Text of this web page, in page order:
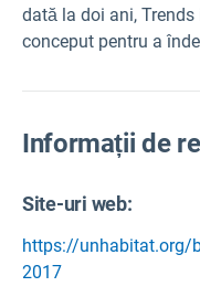
dată la doi ani, Trends
conceput pentru a
Informații de
Site-uri web:
https://unhabitat.org/
2017